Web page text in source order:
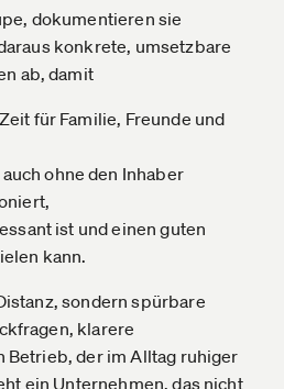
dokumentieren sie
konkrete, umsetzbare
ab, damit
für Familie, Freunde und
ohne den Inhaber
ist und einen guten
kann.
sondern spürbare
klarere
Betrieb, der im Alltag ruhiger
ein Unternehmen, das nicht